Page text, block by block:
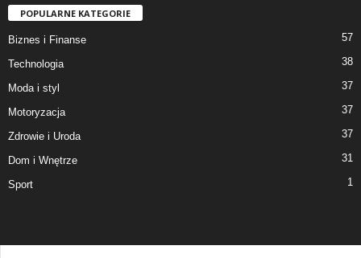
POPULARNE KATEGORIE
Biznes i Finanse 57
Technologia 38
Moda i styl 37
Motoryzacja 37
Zdrowie i Uroda 37
Dom i Wnętrze 31
Sport 1